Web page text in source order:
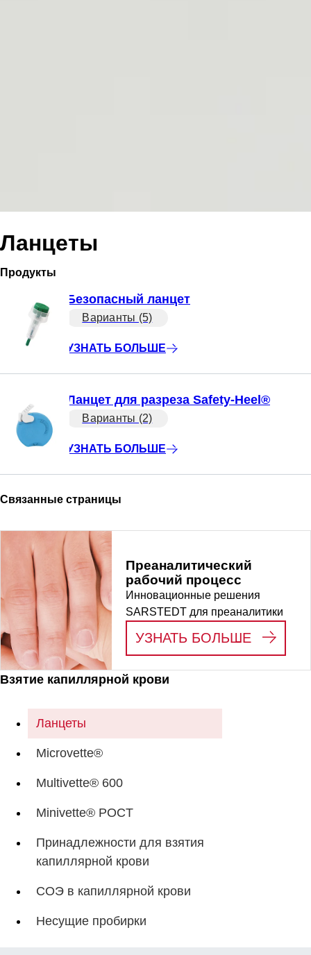
Ланцеты
Взятие капиллярной крови
Ланцеты
Microvette®
Multivette® 600
Minivette® POCT
Принадлежности для взятия
капиллярной крови
СОЭ в капиллярной крови
Несущие пробирки
Продукты
Безопасный ланцет
Варианты (5)
УЗНАТЬ БОЛЬШЕ
Ланцет для разреза Safety-Heel®
Варианты (2)
УЗНАТЬ БОЛЬШЕ
Связанные страницы
Преаналитический
рабочий процесс
Инновационные решения
SARSTEDT для преаналитики
УЗНАТЬ БОЛЬШЕ